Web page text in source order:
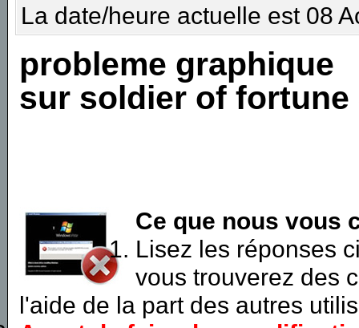
La date/heure actuelle est 08
probleme graphique
sur soldier of fortune
Ce que nous vous
Lisez les réponses
vous trouverez des
l'aide de la part des autres